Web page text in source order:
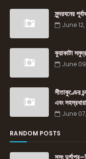
সুন্দরবনের
June
কুয়াকাটা
June
সীতাকুণ্ডের
এবং
June
RANDOM POSTS
সুসং